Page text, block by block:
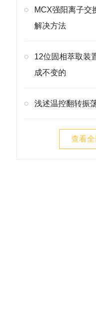
MCX强阳离子交
解决方法
12位固相萃取装
成不变的
浅述温控翻转振
查看